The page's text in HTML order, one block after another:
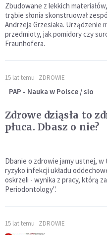
Zbudowane z lekkich
trąbie słonia skonstruował
Andrzeja Grzesiaka. Urządzenie
przedmioty, jak pomidory czy
Fraunhofera.
15 lat temu ZDROWIE
PAP - Nauka w Polsce / slo
Zdrowe dziąsła to
płuca. Dbasz o nie?
Dbanie o zdrowie jamy ustnej, w
ryzyko infekcji układu
oskrzeli - wynika z pracy, którą
Periodontology".
15 lat temu ZDROWIE